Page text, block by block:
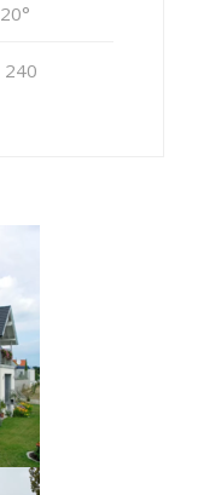
20°
240